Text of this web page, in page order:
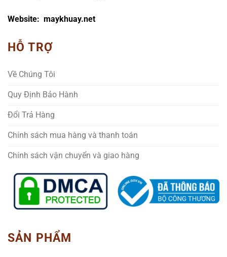
Website: maykhuay.net
HỖ TRỢ
Về Chúng Tôi
Quy Định Bảo Hành
Đổi Trả Hàng
Chính sách mua hàng và thanh toán
Chính sách vận chuyển và giao hàng
SẢN PHẨM